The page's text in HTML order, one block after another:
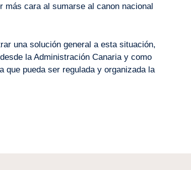
más cara al sumarse al canon nacional
una solución general a esta situación,
la Administración Canaria y como
que pueda ser regulada y organizada la